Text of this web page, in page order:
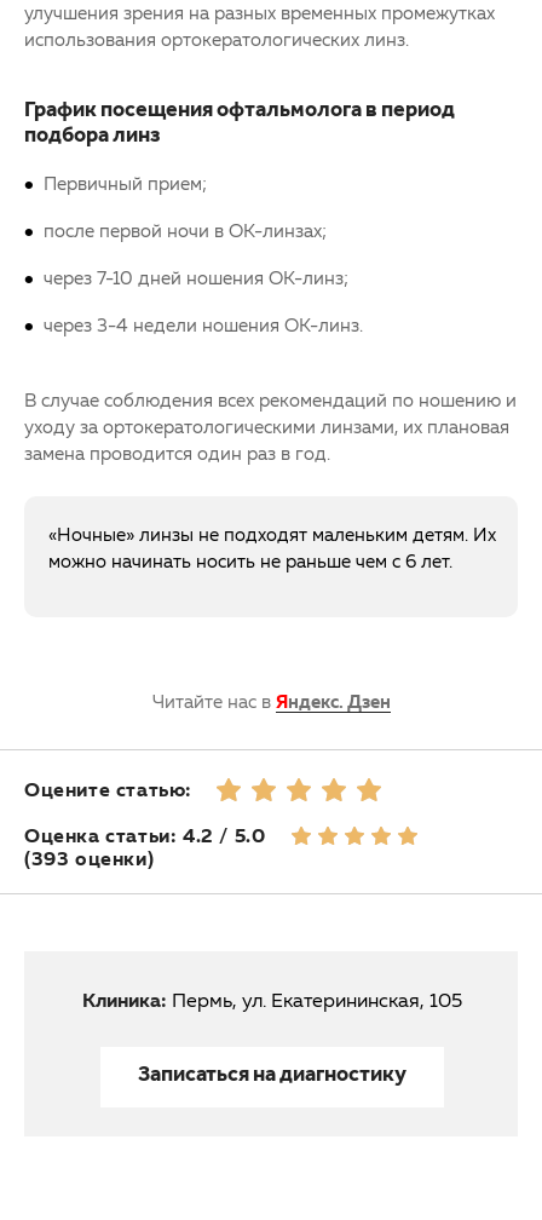
улучшения зрения на разных временных промежутках
использования ортокератологических линз.
График посещения офтальмолога в период
подбора линз
Первичный прием;
после первой ночи в ОК-линзах;
через 7-10 дней ношения ОК-линз;
через 3-4 недели ношения ОК-линз.
В случае соблюдения всех рекомендаций по ношению и
уходу за ортокератологическими линзами, их плановая
замена проводится один раз в год.
«Ночные» линзы не подходят маленьким детям. Их
можно начинать носить не раньше чем с 6 лет.
Читайте нас в Яндекс. Дзен
Оцените статью:
Оценка статьи: 4.2 / 5.0
(393 оценки)
Клиника: Пермь, ул. Екатерининская, 105
Записаться на диагностику